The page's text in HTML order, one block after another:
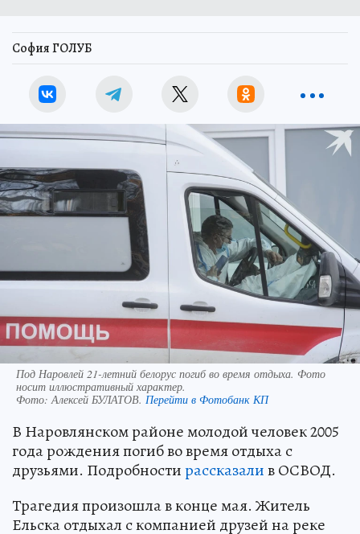
София ГОЛУБ
Под Наровлей 21-летний белорус погиб во время отдыха. Фото
носит иллюстративный характер.
Фото:Алексей БУЛАТОВ. Перейти в Фотобанк КП
В Наровлянском районе молодой человек 2005
года рождения погиб во время отдыха с
друзьями. Подробностирассказалив ОСВОД.
Трагедия произошла в конце мая. Житель
Ельска отдыхал с компанией друзей на реке